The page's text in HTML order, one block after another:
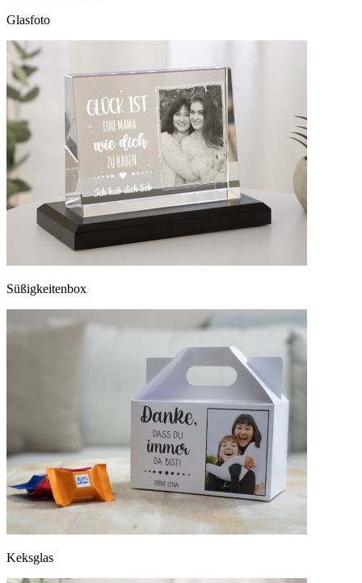
Glasfoto
Süßigkeitenbox
Keksglas